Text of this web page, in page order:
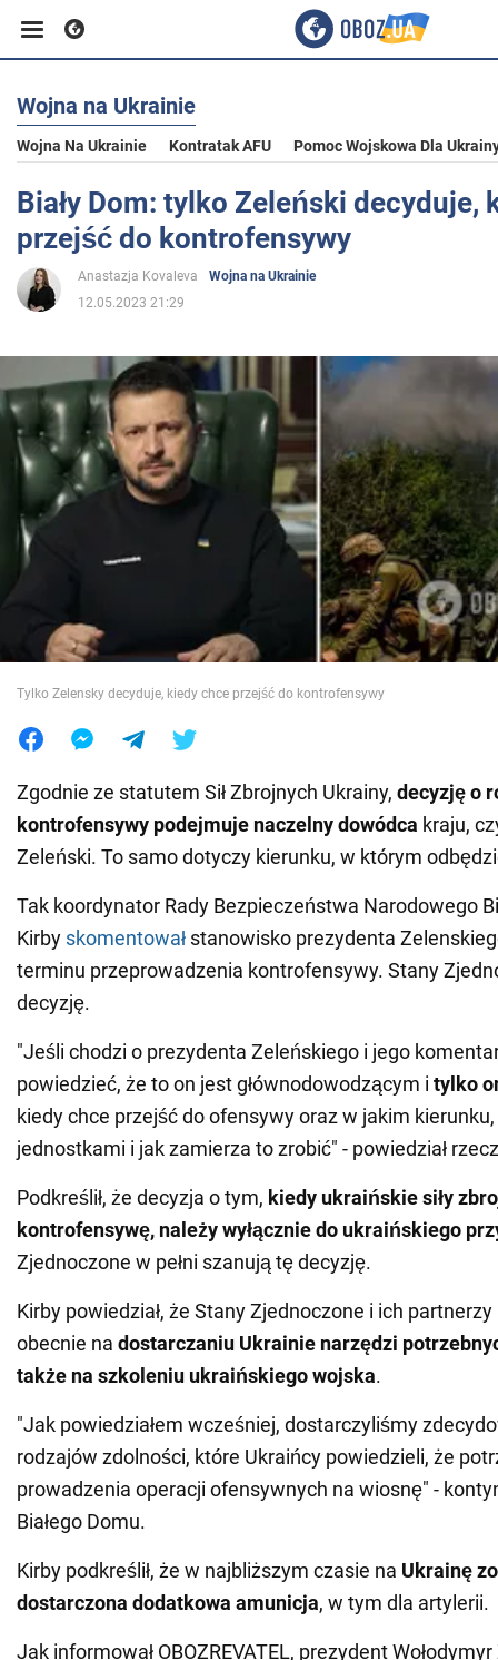
Biznes
Sport
Rozrywka
Polityka
Społeczeństwo
Wojna na Ukrainie
Świat
Jedzenie
Wojna na Ukrainie
Wojna Na Ukrainie Kontratak AFU Pomoc Wojskowa Dla
Biały Dom: tylko Zeleński decyduje,
przejść do kontrofensywy
Anastazja Kovaleva
Wojna na Ukrainie
12.05.2023 21:29
Tylko Zelensky decyduje, kiedy chce przejść do kontrofensywy
Zgodnie ze statutem Sił Zbrojnych Ukrainy, decyzję o
kontrofensywy podejmuje naczelny dowódca kraju,
Zeleński. To samo dotyczy kierunku, w którym
Tak koordynator Rady Bezpieczeństwa Narodowego
Kirby skomentował stanowisko prezydenta
terminu przeprowadzenia kontrofensywy. Stany
decyzję.
"Jeśli chodzi o prezydenta Zeleńskiego i jego
powiedzieć, że to on jest głównodowodzącym i tylko
kiedy chce przejść do ofensywy oraz w jakim
jednostkami i jak zamierza to zrobić" - powiedział
Podkreślił, że decyzja o tym, kiedy ukraińskie siły
kontrofensywę, należy wyłącznie do ukraińskiego
Zjednoczone w pełni szanują tę decyzję.
Kirby powiedział, że Stany Zjednoczone i ich
obecnie na dostarczaniu Ukrainie narzędzi
także na szkoleniu ukraińskiego wojska.
"Jak powiedziałem wcześniej, dostarczyliśmy
rodzajów zdolności, które Ukraińcy powiedzieli, że
prowadzenia operacji ofensywnych na wiosnę" -
Białego Domu.
Kirby podkreślił, że w najbliższym czasie na Ukrainę
dostarczona dodatkowa amunicja, w tym dla artylerii.
Jak informował OBOZREVATEL, prezydent